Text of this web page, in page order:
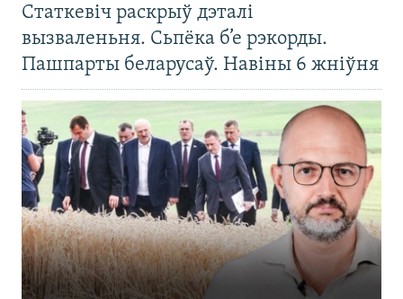
Статкевіч раскрыў дэталі
вызваленьня. Сьпёка б’е рэкорды.
Пашпарты беларусаў. Навіны 6 жніўня